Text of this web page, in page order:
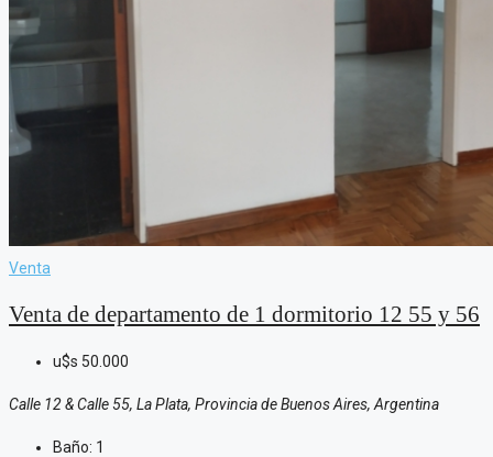
Venta
Venta de departamento de 1 dormitorio 12 55 y 56
u$s 50.000
Calle 12 & Calle 55, La Plata, Provincia de Buenos Aires, Argentina
Baño: 1